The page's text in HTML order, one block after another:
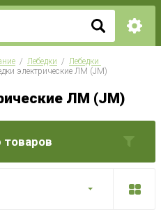
  /
Лебедки
  /
Лебедки
электрические ЛМ (JM)
ЛМ (JM)